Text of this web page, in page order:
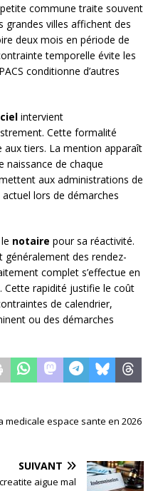
commune traite souvent
grandes villes affichent des
deux mois en période de
temporelle évite les
conditionne d’autres
intervient
Cette formalité
aux tiers. La mention apparaît
naissance de chaque
aux administrations de
lors de démarches
notaire pour sa réactivité.
des rendez-
complet s’effectue en
Cette rapidité justifie le coût
de calendrier,
ou des démarches
medicale espace sante en 2026
SUIVANT
aigue mal